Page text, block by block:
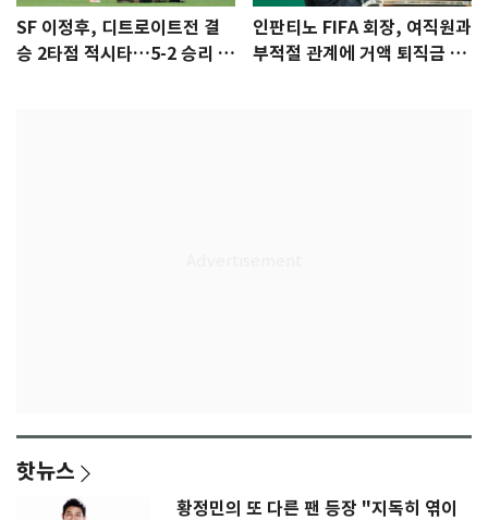
SF 이정후, 디트로이트전 결
승 2타점 적시타…5-2 승리 견
인판티노 FIFA 회장, 여직원과
부적절 관계에 거액 퇴직금 지
핫뉴스
황정민의 또 다른 팬 등장 "지독히 엮이